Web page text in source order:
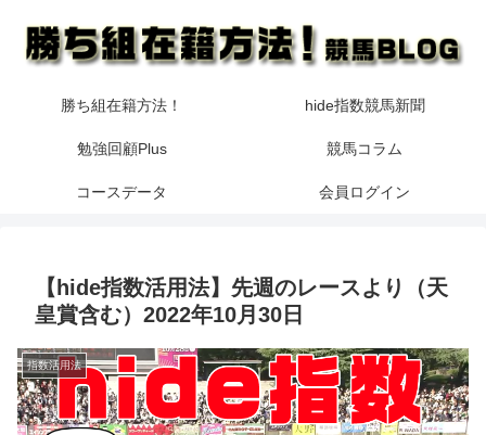
勝ち組在籍方法！ hide指数競馬新聞
勉強回顧Plus 競馬コラム
コースデータ 会員ログイン
【hide指数活用法】先週のレースより（天
皇賞含む）2022年10月30日
指数活用法